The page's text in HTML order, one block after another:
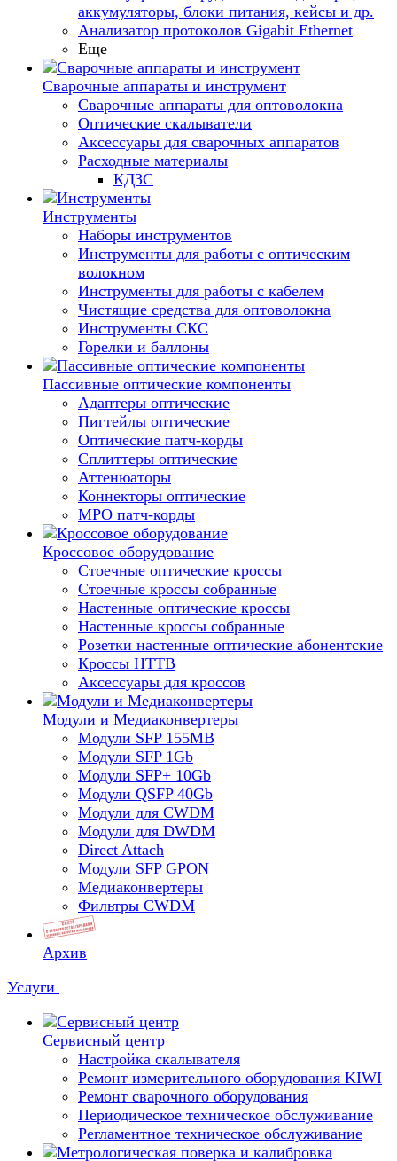
аккумуляторы, блоки питания, кейсы и др.
Анализатор протоколов Gigabit Ethernet
Еще
Сварочные аппараты и инструмент
Сварочные аппараты для оптоволокна
Оптические скалыватели
Аксессуары для сварочных аппаратов
Расходные материалы
КДЗС
Инструменты
Наборы инструментов
Инструменты для работы с оптическим
волокном
Инструменты для работы с кабелем
Чистящие средства для оптоволокна
Инструменты СКС
Горелки и баллоны
Пассивные оптические компоненты
Адаптеры оптические
Пигтейлы оптические
Оптические патч-корды
Сплиттеры оптические
Аттенюаторы
Коннекторы оптические
MPO патч-корды
Кроссовое оборудование
Стоечные оптические кроссы
Стоечные кроссы собранные
Настенные оптические кроссы
Настенные кроссы собранные
Розетки настенные оптические абонентские
Кроссы HTTB
Аксессуары для кроссов
Модули и Медиаконвертеры
Модули SFP 155MB
Модули SFP 1Gb
Модули SFP+ 10Gb
Модули QSFP 40Gb
Модули для CWDM
Модули для DWDM
Direct Attach
Модули SFP GPON
Медиаконвертеры
Фильтры CWDM
Архив
Услуги
Сервисный центр
Настройка скалывателя
Ремонт измерительного оборудования KIWI
Ремонт сварочного оборудования
Периодическое техническое обслуживание
Регламентное техническое обслуживание